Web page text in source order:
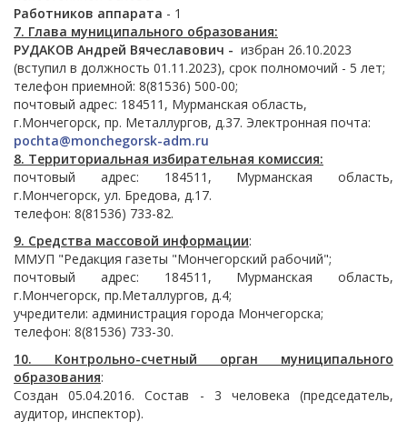
Работников аппарата - 1
7. Глава муниципального образования:
РУДАКОВ Андрей Вячеславович - избран 26.10.2023
(вступил в должность 01.11.2023), срок полномочий - 5 лет;
телефон приемной: 8(81536) 500-00;
почтовый адрес: 184511, Мурманская область,
г.Мончегорск, пр. Металлургов, д.37. Электронная почта:
pochta@monchegorsk-adm.ru
8. Территориальная избирательная комиссия:
почтовый адрес: 184511, Мурманская область,
г.Мончегорск, ул. Бредова, д.17.
телефон: 8(81536) 733-82.
9. Средства массовой информации:
ММУП "Редакция газеты "Мончегорский рабочий";
почтовый адрес: 184511, Мурманская область,
г.Мончегорск, пр.Металлургов, д.4;
учредители: администрация города Мончегорска;
телефон: 8(81536) 733-30.
10. Контрольно-счетный орган муниципального
образования:
Создан 05.04.2016. Состав - 3 человека (председатель,
аудитор, инспектор).